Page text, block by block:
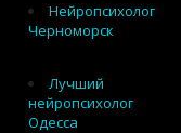
Нейропсихолог
Черноморск
Лучший
нейропсихолог
Одесса